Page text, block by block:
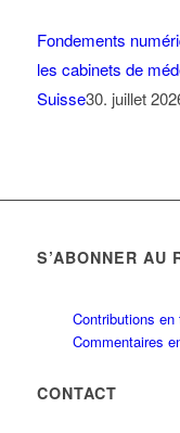
Fondements
les cabinets de
Suisse30. juillet
S’ABONNER AU
Contributions
Commentaires
CONTACT